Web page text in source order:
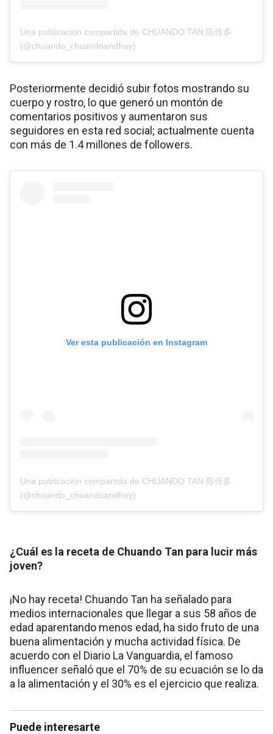
Una publicación compartida de CHUANDO TAN 陈传多
(@chuando_chuandoandfrey)
Posteriormente decidió subir fotos mostrando su
cuerpo y rostro, lo que generó un montón de
comentarios positivos y aumentaron sus
seguidores en esta red social; actualmente cuenta
con más de 1.4 millones de followers.
Ver esta publicación en Instagram
Una publicación compartida de CHUANDO TAN 陈传多
(@chuando_chuandoandfrey)
¿Cuál es la receta de Chuando Tan para lucir más
joven?
¡No hay receta! Chuando Tan ha señalado para
medios internacionales que llegar a sus 58 años de
edad aparentando menos edad, ha sido fruto de una
buena alimentación y mucha actividad física. De
acuerdo con el Diario La Vanguardia, el famoso
influencer señaló que el 70% de su ecuación se lo da
a la alimentación y el 30% es el ejercicio que realiza.
Puede interesarte